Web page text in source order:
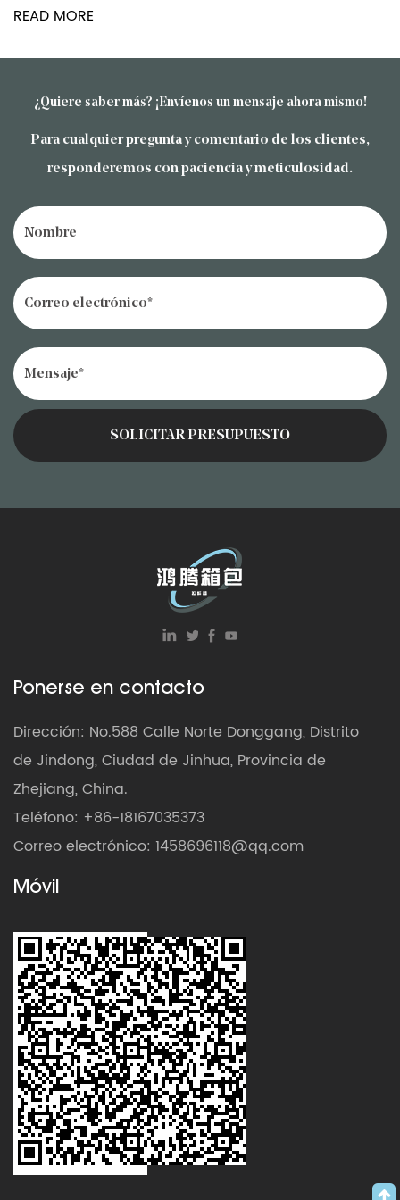
negocios o de placer, puede satisfacer sus
¿Quiere saber más? ¡Envíenos un mensaje ahora mismo!
Para cualquier pregunta y comentario de los clientes,
responderemos con paciencia y meticulosidad.
Ponerse en contacto
Dirección: No.588 Calle Norte Donggang, Distrito
de Jindong, Ciudad de Jinhua, Provincia de
Zhejiang, China.
Teléfono: +86-18167035373
Correo electrónico: 1458696118@qq.com
Móvil